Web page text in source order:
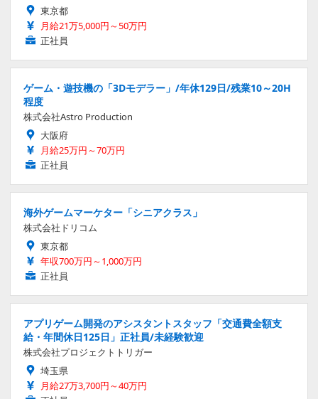
東京都
月給21万5,000円～50万円
正社員
ゲーム・遊技機の「3Dモデラー」/年休129日/残業10～20H
程度
株式会社Astro Production
大阪府
月給25万円～70万円
正社員
海外ゲームマーケター「シニアクラス」
株式会社ドリコム
東京都
年収700万円～1,000万円
正社員
アプリゲーム開発のアシスタントスタッフ「交通費全額支
給・年間休日125日」正社員/未経験歓迎
株式会社プロジェクトトリガー
埼玉県
月給27万3,700円～40万円